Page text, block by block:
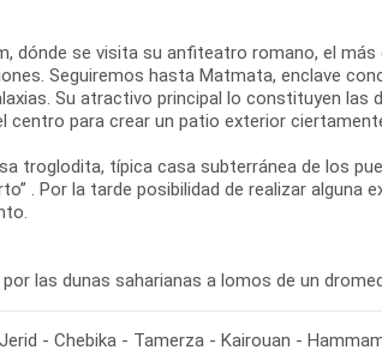
dónde se visita su anfiteatro romano, el
Seguiremos hasta Matmata, enclave
Su atractivo principal lo constituyen
centro para crear un patio exterior
troglodita, típica casa subterránea de los
. Por la tarde posibilidad de realizar alguna
las dunas saharianas a lomos de un
- Chebika - Tamerza - Kairouan -